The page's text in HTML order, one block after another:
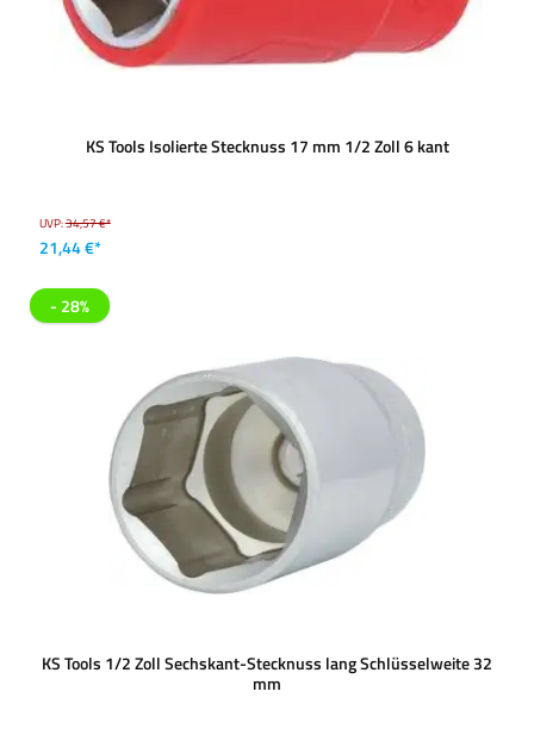
KS Tools Isolierte Stecknuss 17 mm 1/2 Zoll 6 kant
UVP:34,57 €*
21,44 €*
- 28%
KS Tools 1/2 Zoll Sechskant-Stecknuss lang Schlüsselweite 32
mm